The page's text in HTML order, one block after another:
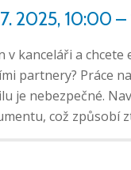
2025, 10:00 –
v kanceláři a
partnery? Práce
je nebezpečné.
což způsobí